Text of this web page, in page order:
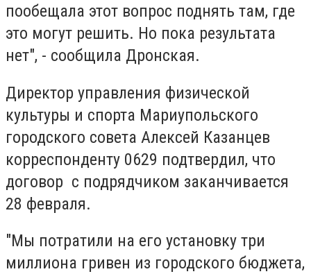
пообещала этот вопрос поднять там, где
это могут решить. Но пока результата
нет", - сообщила Дронская.
Директор управления физической
культуры и спорта Мариупольского
городского совета Алексей Казанцев
корреспонденту 0629 подтвердил, что
договор с подрядчиком заканчивается
28 февраля.
"Мы потратили на его установку три
миллиона гривен из городского бюджета,